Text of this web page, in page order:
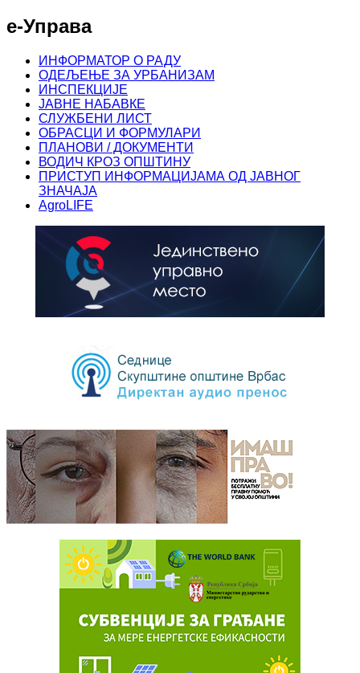
е-Управа
ИНФОРМАТОР О РАДУ
ОДЕЉЕЊЕ ЗА УРБАНИЗАМ
ИНСПЕКЦИЈЕ
ЈАВНЕ НАБАВКЕ
СЛУЖБЕНИ ЛИСТ
ОБРАСЦИ И ФОРМУЛАРИ
ПЛАНОВИ / ДОКУМЕНТИ
ВОДИЧ КРОЗ ОПШТИНУ
ПРИСТУП ИНФОРМАЦИЈАМА ОД ЈАВНОГ
ЗНАЧАЈА
AgroLIFE